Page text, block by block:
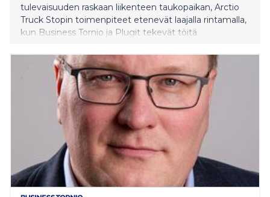
tulevaisuuden raskaan liikenteen taukopaikan, Arctio
Truck Stopin toimenpiteet etenevät laajalla rintamalla,
kun Business Tornio ja Plugit tekevät töitä